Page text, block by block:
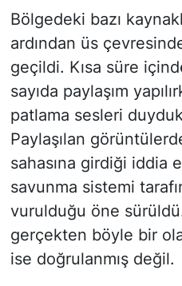
Bölgedeki bazı
ardından üs
geçildi. Kısa süre
sayıda paylaşım
patlama sesleri
Paylaşılan
sahasına girdiği iddia
savunma sistemi
vurulduğu öne
gerçekten böyle bir
ise doğrulanmış değil.